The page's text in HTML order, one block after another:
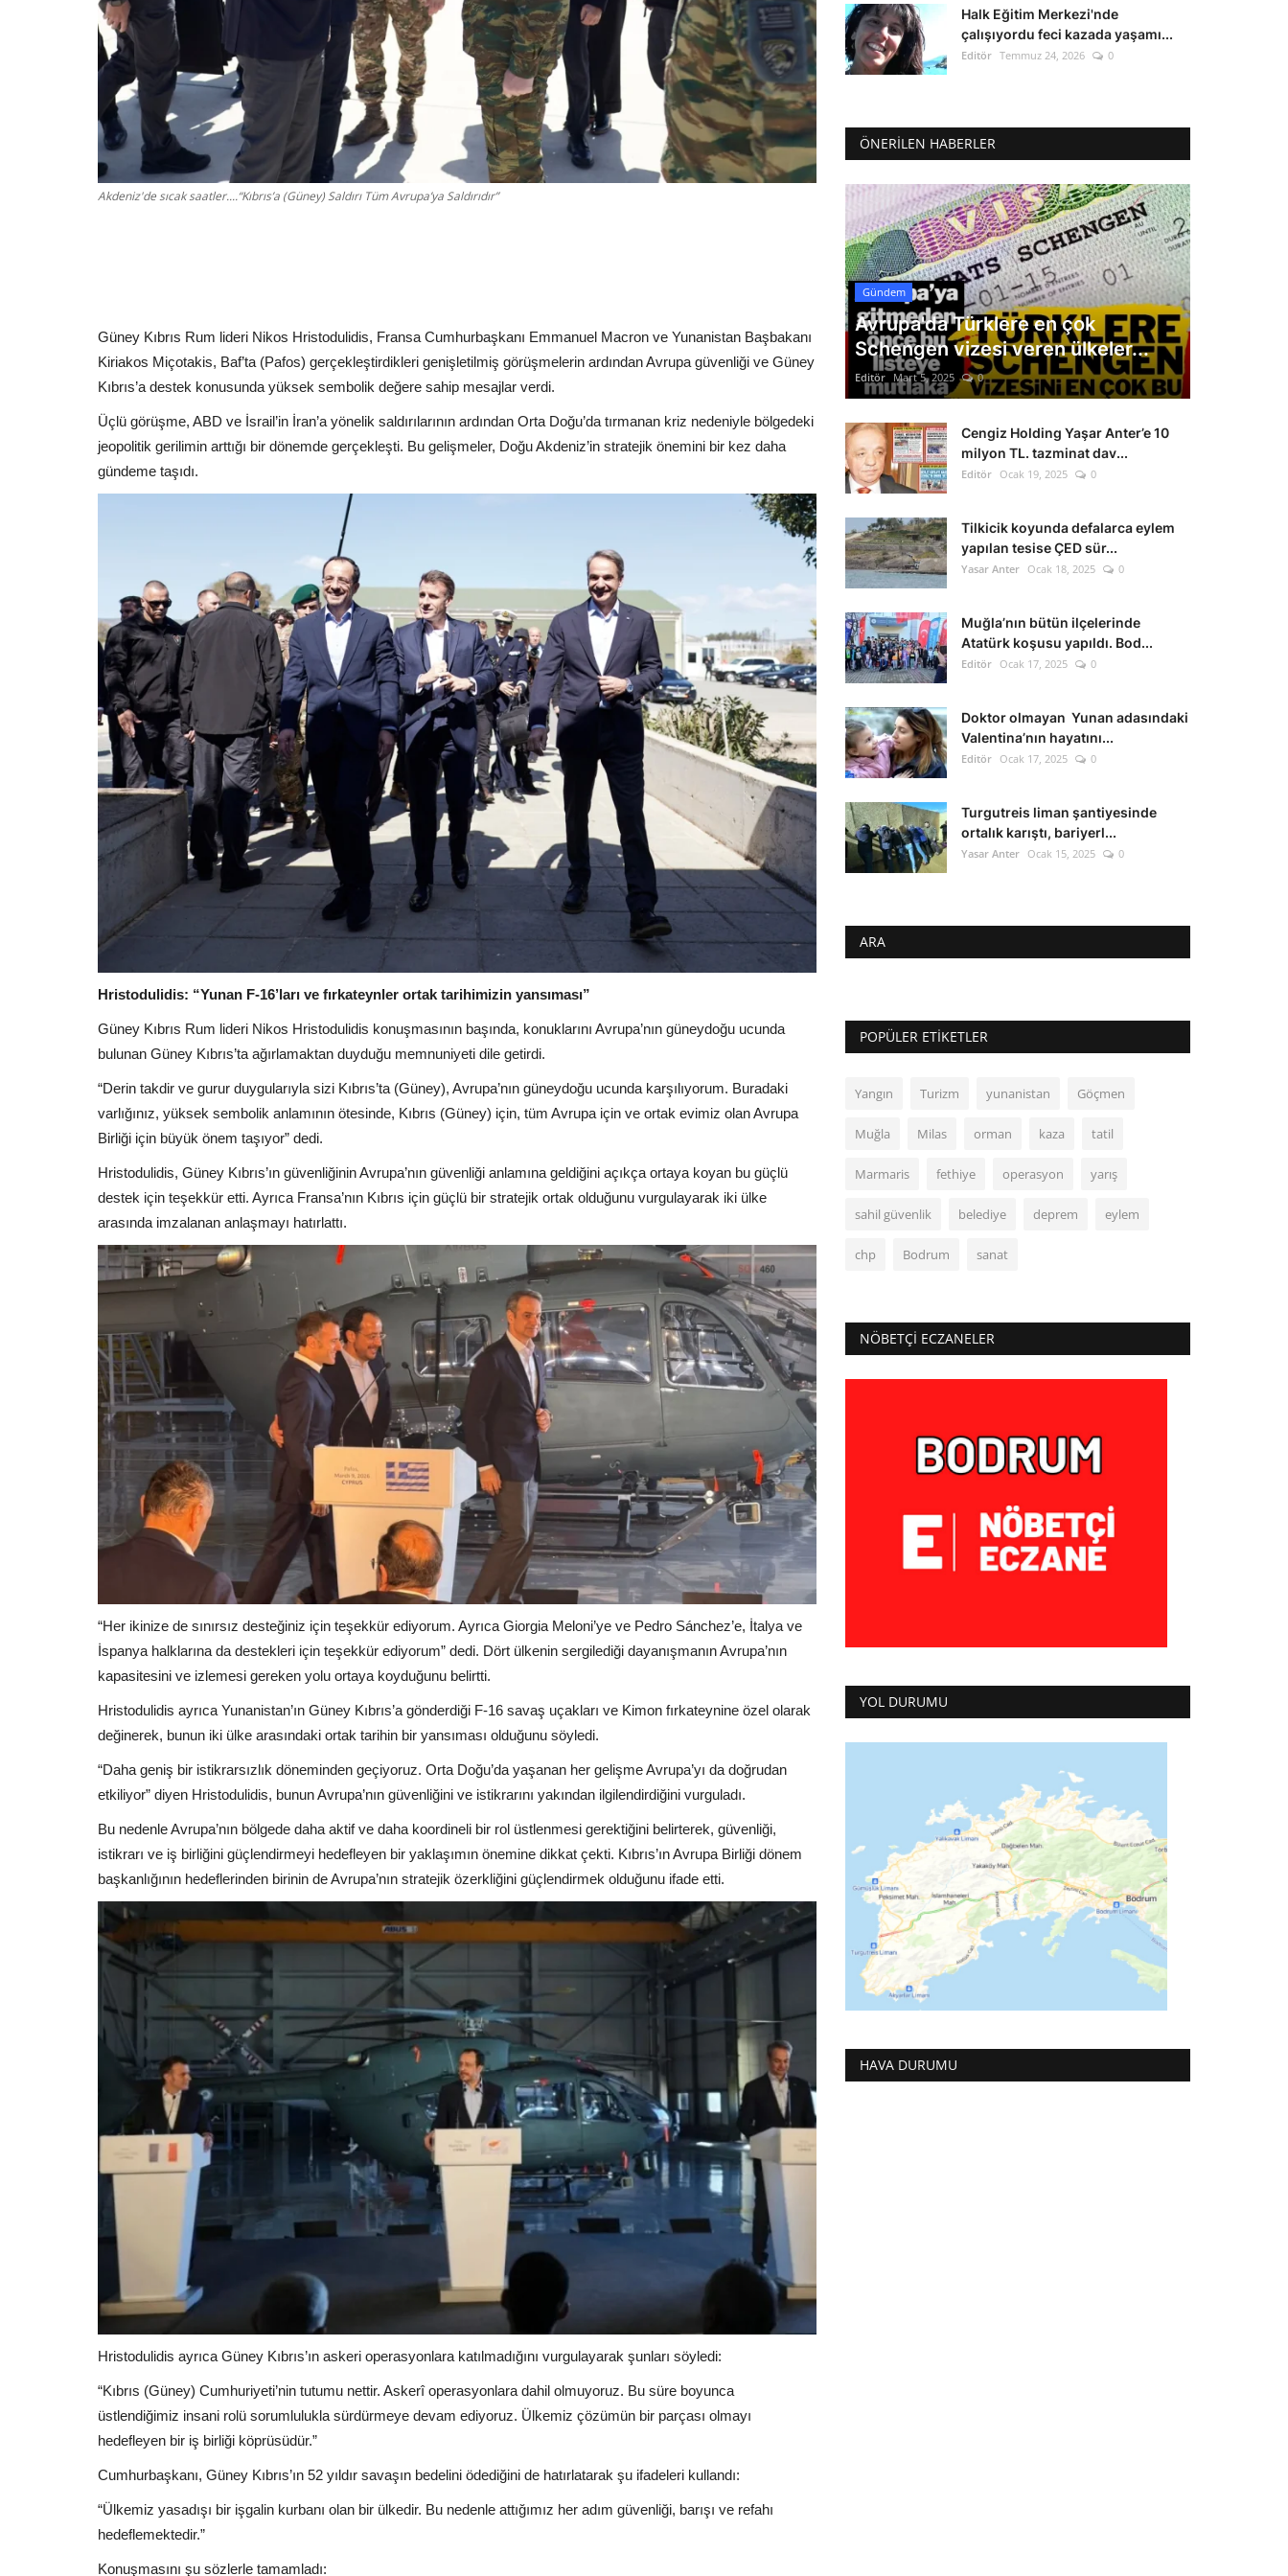
Akdeniz'de sıcak saatler....“Kıbrıs’a (Güney) Saldırı Tüm Avrupa’ya Saldırıdır”
Güney Kıbrıs Rum lideri Nikos Hristodulidis, Fransa Cumhurbaşkanı Emmanuel Macron ve Yunanistan Başbakanı
Kiriakos Miçotakis, Baf’ta (Pafos) gerçekleştirdikleri genişletilmiş görüşmelerin ardından Avrupa güvenliği ve Güney
Kıbrıs’a destek konusunda yüksek sembolik değere sahip mesajlar verdi.
Üçlü görüşme, ABD ve İsrail’in İran’a yönelik saldırılarının ardından Orta Doğu’da tırmanan kriz nedeniyle bölgedeki
jeopolitik gerilimin arttığı bir dönemde gerçekleşti. Bu gelişmeler, Doğu Akdeniz’in stratejik önemini bir kez daha
gündeme taşıdı.
Hristodulidis: “Yunan F-16’ları ve fırkateynler ortak tarihimizin yansıması”
Güney Kıbrıs Rum lideri Nikos Hristodulidis konuşmasının başında, konuklarını Avrupa’nın güneydoğu ucunda
bulunan Güney Kıbrıs’ta ağırlamaktan duyduğu memnuniyeti dile getirdi.
“Derin takdir ve gurur duygularıyla sizi Kıbrıs’ta (Güney), Avrupa’nın güneydoğu ucunda karşılıyorum. Buradaki
varlığınız, yüksek sembolik anlamının ötesinde, Kıbrıs (Güney) için, tüm Avrupa için ve ortak evimiz olan Avrupa
Birliği için büyük önem taşıyor” dedi.
Hristodulidis, Güney Kıbrıs’ın güvenliğinin Avrupa’nın güvenliği anlamına geldiğini açıkça ortaya koyan bu güçlü
destek için teşekkür etti. Ayrıca Fransa’nın Kıbrıs için güçlü bir stratejik ortak olduğunu vurgulayarak iki ülke
arasında imzalanan anlaşmayı hatırlattı.
“Her ikinize de sınırsız desteğiniz için teşekkür ediyorum. Ayrıca Giorgia Meloni’ye ve Pedro Sánchez’e, İtalya ve
İspanya halklarına da destekleri için teşekkür ediyorum” dedi. Dört ülkenin sergilediği dayanışmanın Avrupa’nın
kapasitesini ve izlemesi gereken yolu ortaya koyduğunu belirtti.
Hristodulidis ayrıca Yunanistan’ın Güney Kıbrıs’a gönderdiği F-16 savaş uçakları ve Kimon fırkateynine özel olarak
değinerek, bunun iki ülke arasındaki ortak tarihin bir yansıması olduğunu söyledi.
“Daha geniş bir istikrarsızlık döneminden geçiyoruz. Orta Doğu’da yaşanan her gelişme Avrupa’yı da doğrudan
etkiliyor” diyen Hristodulidis, bunun Avrupa’nın güvenliğini ve istikrarını yakından ilgilendirdiğini vurguladı.
Bu nedenle Avrupa’nın bölgede daha aktif ve daha koordineli bir rol üstlenmesi gerektiğini belirterek, güvenliği,
istikrarı ve iş birliğini güçlendirmeyi hedefleyen bir yaklaşımın önemine dikkat çekti. Kıbrıs’ın Avrupa Birliği dönem
başkanlığının hedeflerinden birinin de Avrupa’nın stratejik özerkliğini güçlendirmek olduğunu ifade etti.
Hristodulidis ayrıca Güney Kıbrıs’ın askeri operasyonlara katılmadığını vurgulayarak şunları söyledi:
“Kıbrıs (Güney) Cumhuriyeti’nin tutumu nettir. Askerî operasyonlara dahil olmuyoruz. Bu süre boyunca
üstlendiğimiz insani rolü sorumlulukla sürdürmeye devam ediyoruz. Ülkemiz çözümün bir parçası olmayı
hedefleyen bir iş birliği köprüsüdür.”
Cumhurbaşkanı, Güney Kıbrıs’ın 52 yıldır savaşın bedelini ödediğini de hatırlatarak şu ifadeleri kullandı:
“Ülkemiz yasadışı bir işgalin kurbanı olan bir ülkedir. Bu nedenle attığımız her adım güvenliği, barışı ve refahı
hedeflemektedir.”
Konuşmasını şu sözlerle tamamladı:
Halk Eğitim Merkezi'nde
çalışıyordu feci kazada yaşamı...
Editör Temmuz 24, 2026 0
ÖNERILEN HABERLER
Gündem
Avrupa'da Türklere en çok
Schengen vizesi veren ülkeler...
Editör Mart 5, 2025 0
Cengiz Holding Yaşar Anter’e 10
milyon TL. tazminat dav...
Editör Ocak 19, 2025 0
Tilkicik koyunda defalarca eylem
yapılan tesise ÇED sür...
Yasar Anter Ocak 18, 2025 0
Muğla’nın bütün ilçelerinde
Atatürk koşusu yapıldı. Bod...
Editör Ocak 17, 2025 0
Doktor olmayan Yunan adasındaki
Valentina’nın hayatını...
Editör Ocak 17, 2025 0
Turgutreis liman şantiyesinde
ortalık karıştı, bariyerl...
Yasar Anter Ocak 15, 2025 0
ARA
POPÜLER ETIKETLER
Yangın Turizm yunanistan Göçmen
Muğla Milas orman kaza tatil
Marmaris fethiye operasyon yarış
sahil güvenlik belediye deprem eylem
chp Bodrum sanat
NÖBETÇI ECZANELER
YOL DURUMU
HAVA DURUMU